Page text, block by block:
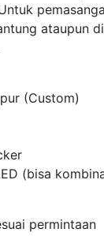
ataupun
(Custom)
(bisa
permintaan